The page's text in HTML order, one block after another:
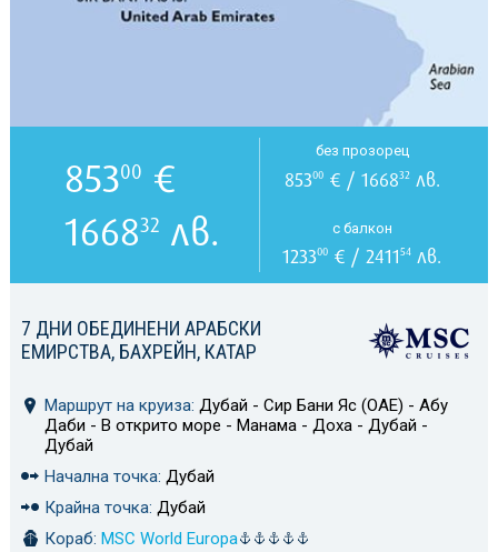
7 ДНИ ОБЕДИНЕНИ АРАБСКИ
ЕМИРСТВА, БАХРЕЙН, КАТАР
Маршрут на круиза: Дубай - Сир Бани Яс (ОАЕ) - Абу
Даби - В открито море - Манама - Доха - Дубай -
Дубай
Начална точка: Дубай
Крайна точка: Дубай
Кораб: MSC World Europa
85300 €
166832 лв.
без прозорец
85300€ / 166832лв.
с балкон
123300 € / 241154 лв.